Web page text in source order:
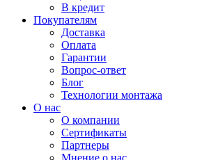
В кредит
Покупателям
Доставка
Оплата
Гарантии
Вопрос-ответ
Блог
Технологии монтажа
О нас
О компании
Сертификаты
Партнеры
Мнение о нас